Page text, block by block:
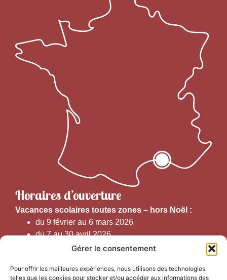
Gérer le consentement
Pour offrir les meilleures expériences, nous utilisons des technologies
telles que les cookies pour stocker et/ou accéder aux informations des
Horaires d’ouverture
Vacances scolaires toutes zones – hors Noël :
du 9 février au 6 mars 2026
du 7 au 30 avril 2026
du 1er juin au 30 septembre 2026